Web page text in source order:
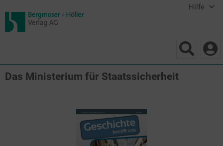
Hilfe
Das Ministerium für Staatssicherheit